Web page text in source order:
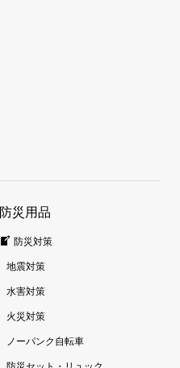
防災用品
防災対策
地震対策
水害対策
火災対策
ノーパンク自転車